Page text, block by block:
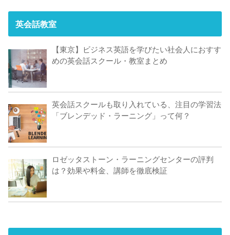
英会話教室
【東京】ビジネス英語を学びたい社会人におすす
めの英会話スクール・教室まとめ
英会話スクールも取り入れている、注目の学習法
「ブレンデッド・ラーニング」って何？
ロゼッタストーン・ラーニングセンターの評判
は？効果や料金、講師を徹底検証